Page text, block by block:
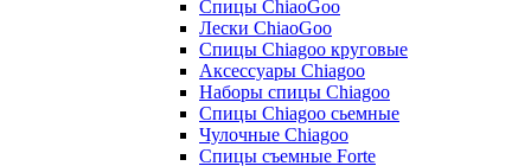
Спицы ChiaoGoo
Лески ChiaoGoo
Cпицы Сhiagoo круговые
Аксессуары Chiagoo
Наборы спицы Chiagoo
Спицы Chiagoo сьемные
Чулочные Chiagoo
Спицы съемные Forte